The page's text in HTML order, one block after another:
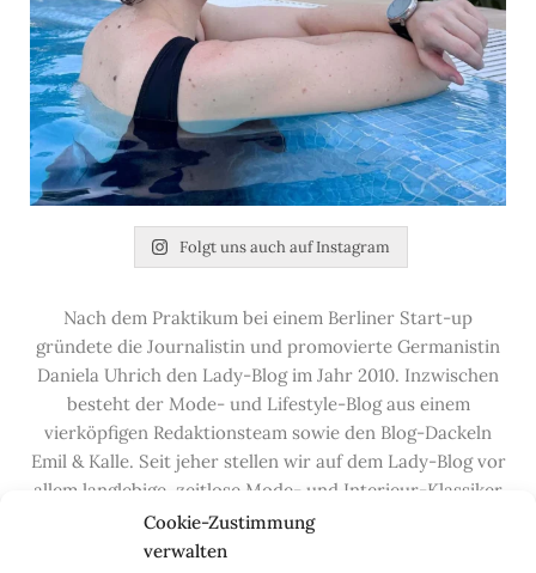
Cookie-Zustimmung
verwalten
Folgt uns auch auf Instagram
Nach dem Praktikum bei einem Berliner Start-up
gründete die Journalistin und promovierte Germanistin
Daniela Uhrich den Lady-Blog im Jahr 2010. Inzwischen
besteht der Mode- und Lifestyle-Blog aus einem
vierköpfigen Redaktionsteam sowie den Blog-Dackeln
Emil & Kalle. Seit jeher stellen wir auf dem Lady-Blog vor
allem langlebige, zeitlose Mode- und Interieur-Klassiker
vor, die hochwertig verarbeitet und unter guten
Bedingungen hergestellt wurden – gerne „Made in